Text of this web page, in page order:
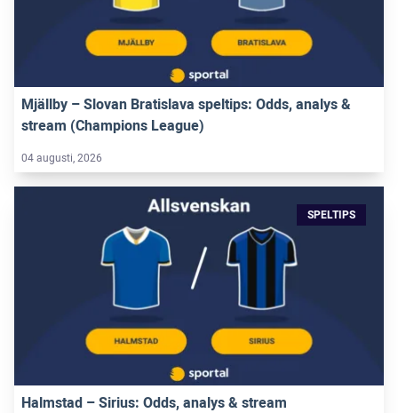
Mjällby – Slovan Bratislava speltips: Odds, analys &
stream (Champions League)
04 augusti, 2026
SPELTIPS
Halmstad – Sirius: Odds, analys & stream